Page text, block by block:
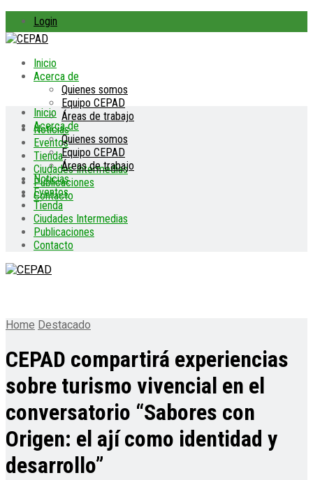
Login
Inicio
Acerca de
Quienes somos
Equipo CEPAD
Áreas de trabajo
Noticias
Eventos
Tienda
Ciudades Intermedias
Publicaciones
Contacto
Inicio
Acerca de
Quienes somos
Equipo CEPAD
Áreas de trabajo
Noticias
Eventos
Tienda
Ciudades Intermedias
Publicaciones
Contacto
Home Destacado
CEPAD compartirá experiencias
sobre turismo vivencial en el
conversatorio “Sabores con
Origen: el ají como identidad y
desarrollo”